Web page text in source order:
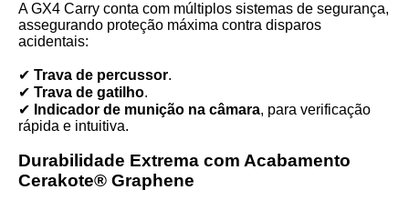
A GX4 Carry conta com múltiplos sistemas de segurança,
assegurando proteção máxima contra disparos
acidentais:
✔ Trava de percussor.
✔ Trava de gatilho.
✔ Indicador de munição na câmara, para verificação
rápida e intuitiva.
Durabilidade Extrema com Acabamento
Cerakote® Graphene